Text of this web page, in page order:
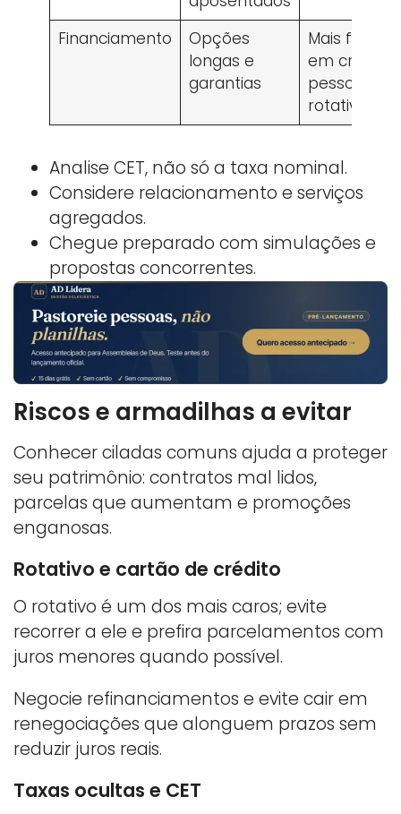
Financiamento
Opções
longas e
garantias
Mais focado
em crédito
pessoal e
rotativo
Analise CET, não só a taxa nominal.
Considere relacionamento e serviços
agregados.
Chegue preparado com simulações e
propostas concorrentes.
Riscos e armadilhas a evitar
Conhecer ciladas comuns ajuda a proteger
seu patrimônio: contratos mal lidos,
parcelas que aumentam e promoções
enganosas.
Rotativo e cartão de crédito
O rotativo é um dos mais caros; evite
recorrer a ele e prefira parcelamentos com
juros menores quando possível.
Negocie refinanciamentos e evite cair em
renegociações que alonguem prazos sem
reduzir juros reais.
Taxas ocultas e CET